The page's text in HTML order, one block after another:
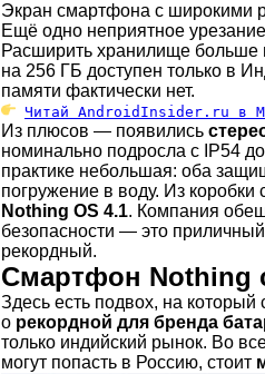
Экран смартфона с широкими
Ещё одно неприятное
Расширить хранилище больше
на 256 ГБ доступен только в
памяти фактически нет.
Читай AndroidInsider.ru в
Из плюсов — появились
номинально подросла с IP54
практике небольшая: оба
погружение в воду. Из коробки
Nothing OS 4.1. Компания
безопасности — это
рекордный.
Смартфон Nothing
Здесь есть подвох, на который
о рекордной для бренда
только индийский рынок. Во
могут попасть в Россию, стоит